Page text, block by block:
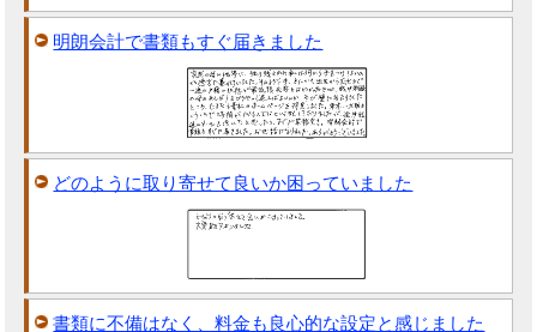
明朗会計で書類もすぐ届きました
どのように取り寄せて良いか困っていました
書類に不備はなく、料金も良心的な設定と感じました